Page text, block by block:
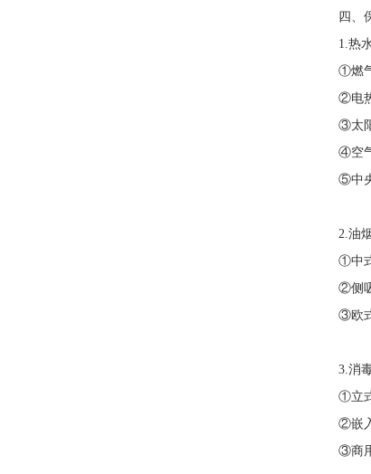
四、
1.热
①燃
②电
③太
④空
⑤中
2.油
①中
②侧
③欧
3.消
①立
②嵌
③商